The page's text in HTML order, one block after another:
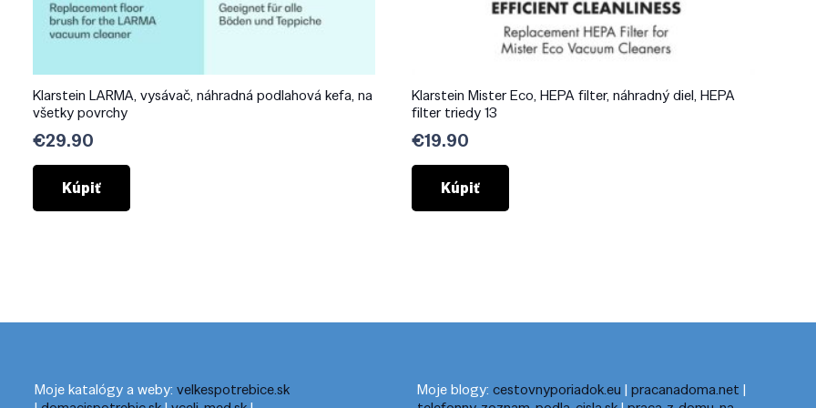
Klarstein LARMA, vysávač, náhradná podlahová kefa, na
všetky povrchy
€29.90
Kúpiť
Klarstein Mister Eco, HEPA filter, náhradný diel, HEPA
filter triedy 13
€19.90
Kúpiť
Moje katalógy a weby:velkespotrebice.sk
Moje blogy: cestovnyporiadok.eu | pracanadoma.net |